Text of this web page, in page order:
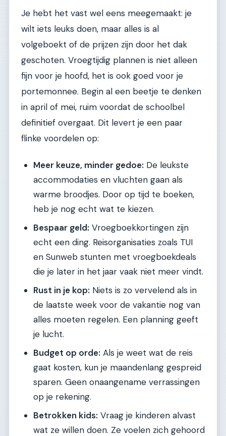
Je hebt het vast wel eens meegemaakt: je
wilt iets leuks doen, maar alles is al
volgeboekt of de prijzen zijn door het dak
geschoten. Vroegtijdig plannen is niet alleen
fijn voor je hoofd, het is ook goed voor je
portemonnee. Begin al een beetje te denken
in april of mei, ruim voordat de schoolbel
definitief overgaat. Dit levert je een paar
flinke voordelen op:
Meer keuze, minder gedoe: De leukste
accommodaties en vluchten gaan als
warme broodjes. Door op tijd te boeken,
heb je nog echt wat te kiezen.
Bespaar geld: Vroegboekkortingen zijn
echt een ding. Reisorganisaties zoals TUI
en Sunweb stunten met vroegboekdeals
die je later in het jaar vaak niet meer vindt.
Rust in je kop: Niets is zo vervelend als in
de laatste week voor de vakantie nog van
alles moeten regelen. Een planning geeft
je lucht.
Budget op orde: Als je weet wat de reis
gaat kosten, kun je maandenlang gespreid
sparen. Geen onaangename verrassingen
op je rekening.
Betrokken kids: Vraag je kinderen alvast
wat ze willen doen. Ze voelen zich gehoord